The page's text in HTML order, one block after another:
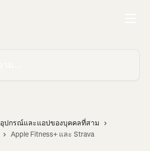
อุปกรณ์และแอปของบุคคลที่สาม
Apple Fitness+ และ Strava